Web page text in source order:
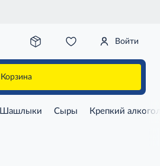
Войти
Корзина
Шашлыки Сыры Крепкий